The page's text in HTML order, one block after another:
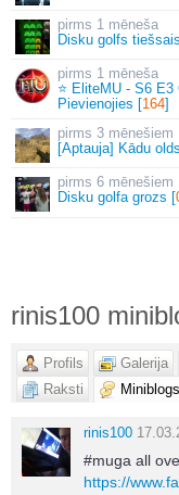
1 mēneša
Disku golfs
1 mēneša
⭐ EliteMU - S6
Pievienojies [164]
3 mēnešiem
[Aptauja] Kādu
6 mēnešiem
Disku golfa grozs [
rinis100
Profils Galerija
Raksti
Miniblogs
rinis100
#muga all
https://